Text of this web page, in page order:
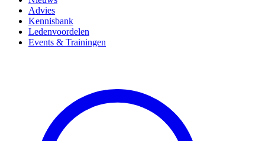
Advies
Kennisbank
Ledenvoordelen
Events & Trainingen